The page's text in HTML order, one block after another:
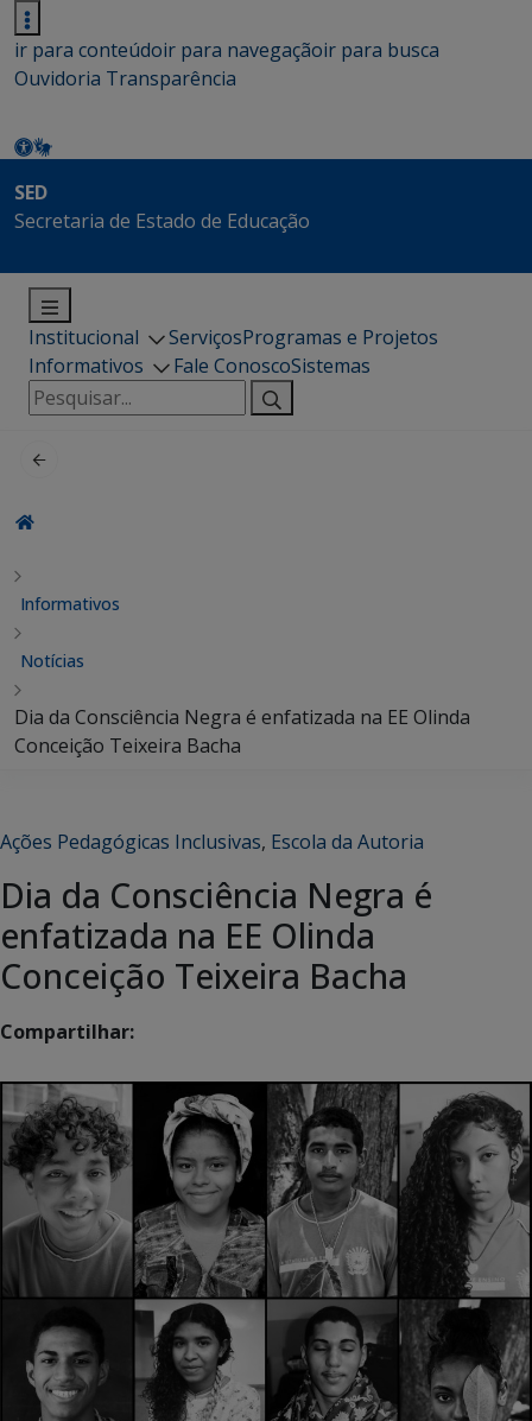
ir para conteúdoir para navegaçãoir para busca
Ouvidoria Transparência
SED
Secretaria de Estado de Educação
Institucional ServiçosProgramas e Projetos
Informativos
Fale ConoscoSistemas
Pesquisar
por:
Informativos
Notícias
Dia da Consciência Negra é enfatizada na EE Olinda
Conceição Teixeira Bacha
Ações Pedagógicas Inclusivas, Escola da Autoria
Dia da Consciência Negra é
enfatizada na EE Olinda
Conceição Teixeira Bacha
Compartilhar: